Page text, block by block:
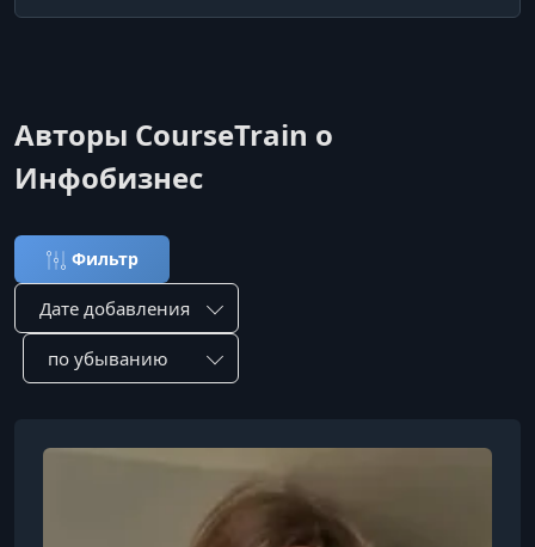
Авторы CourseTrain о
Инфобизнес
Фильтр
Сортировка по:
Сотировать по: